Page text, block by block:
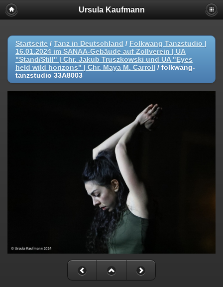
Ursula Kaufmann
Startseite / Tanz in Deutschland / Folkwang Tanzstudio |
16.01.2024 im SANAA-Gebäude auf Zollverein | UA
"Stand/Still" | Chr. Jakub Truszkowski und UA "Eyes
held wild horizons" | Chr. Maya M. Carroll / folkwang-
tanzstudio 33A8003